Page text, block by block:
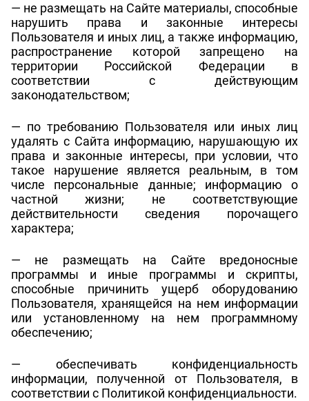
— не размещать на Сайте материалы, способные
нарушить права и законные интересы
Пользователя и иных лиц, а также информацию,
распространение которой запрещено на
территории Российской Федерации в
соответствии с действующим
законодательством;
— по требованию Пользователя или иных лиц
удалять с Сайта информацию, нарушающую их
права и законные интересы, при условии, что
такое нарушение является реальным, в том
числе персональные данные; информацию о
частной жизни; не соответствующие
действительности сведения порочащего
характера;
— не размещать на Сайте вредоносные
программы и иные программы и скрипты,
способные причинить ущерб оборудованию
Пользователя, хранящейся на нем информации
или установленному на нем программному
обеспечению;
— обеспечивать конфиденциальность
информации, полученной от Пользователя, в
соответствии с Политикой конфиденциальности.